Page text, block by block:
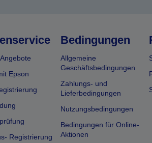
Epson
Registrierung
Bedingungen
Allgemeine
Geschäftsbedingungen
Zahlungs- und
Lieferbedingungen
Nutzungsbedingungen
Bedingungen für Online-
Aktionen